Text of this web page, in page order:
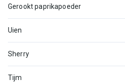
Gerookt paprikapoeder
Uien
Sherry
Tijm